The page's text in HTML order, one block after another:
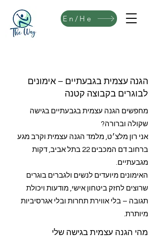
En/He
הגנה עצמית בגבעתיים – אימונים
לבוגרים בקבוצה קטנה
מחפשים הגנה עצמית בגבעתיים בגישה
שקולה וברורה?
אני רון מלצ׳ט, מלמד הגנה עצמית וקרב מגע
ברחוב דם המכבים 22 בתל אביב, דקות
מגבעתיים.
האימונים מיועדים לנשים ולגברים בוגרים
שרוצים לחזק ביטחון אישי, מודעות ויכולת
תגובה – בלי אווירת תחרות ובלי אגרסיביות
מיותרת.
מהי הגנה עצמית בגישה שלי